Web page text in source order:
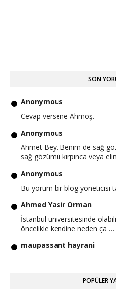
SON
Anonymous
Cevap versene Ahmoş.
Anonymous
Ahmet Bey. Benim de sağ
sağ gözümü kırpınca veya
Anonymous
Bu yorum bir blog yöneticisi
Ahmed Yasir Orman
İstanbul üniversitesinde
öncelikle kendine neden ça …
maupassant hayrani
Ahmed Yasir Orman
POPÜLER